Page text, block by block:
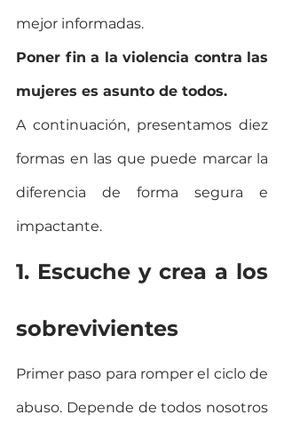
mejor informadas.
Poner fin a la violencia contra las
mujeres es asunto de todos.
A continuación, presentamos diez
formas en las que puede marcar la
diferencia de forma segura e
impactante.
1. Escuche y crea a los
sobrevivientes
Primer paso para romper el ciclo de
abuso. Depende de todos nosotros